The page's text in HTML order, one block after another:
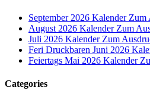
September 2026 Kalender
August 2026 Kalender Zum
Juli 2026 Kalender Zum
Feri Druckbaren Juni 2026
Feiertags Mai 2026 Kalender
Categories